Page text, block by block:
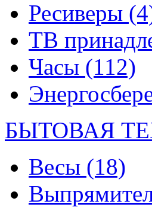
Ресиверы
ТВ
Часы (112)
БЫТОВАЯ
Весы (18)